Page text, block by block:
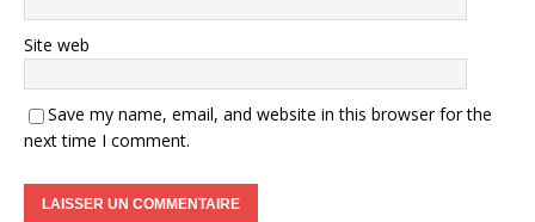
Site web
Save my name, email, and website in this browser for the
next time I comment.